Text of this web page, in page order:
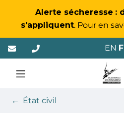
Alerte sécheresse :
s'appliquent. Pour en
Aller
au
contenu
EN
État civil